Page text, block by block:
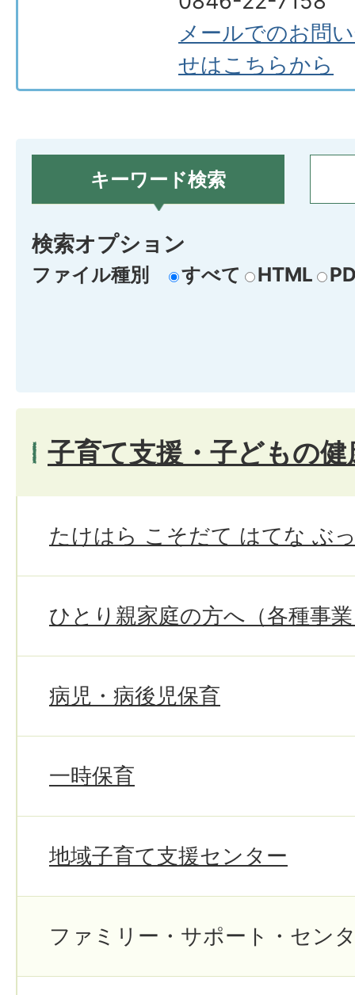
メールでのお問
せはこちらから
キーワード検索
検索オプション
ファイル種別 すべて HTML
子育て支援・子どもの健
たけはら こそだて はてな ぶ
ひとり親家庭の方へ（各種事
病児・病後児保育
一時保育
地域子育て支援センター
ファミリー・サポート・セン